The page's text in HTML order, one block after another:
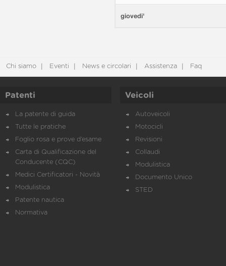
giovedi'
Chi siamo Eventi News e circolari Assistenza Faq
Patenti
La patente di guida
Tutte le pratiche
Foglio rosa e prove d’esame
Carta di Qualificazione del
Conducente (CQC)
Medici Certificatori - Novità
Modulistica
Patente nautica
Normativa
Veicoli
Autoveicoli
Motocicli
Revisioni
Collaudi
Modulistica
Documento Unico
STED